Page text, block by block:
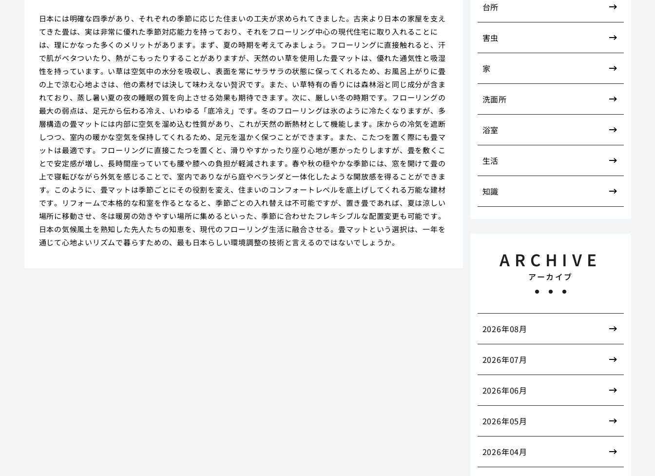
日本には明確な四季があり、それぞれの季節に応じた住まいの工夫が求められてきました。古来より日本の家屋を支え
てきた畳は、実は非常に優れた季節対応能力を持っており、それをフローリング中心の現代住宅に取り入れることに
は、理にかなった多くのメリットがあります。まず、夏の時期を考えてみましょう。フローリングに直接触れると、汗
で肌がベタついたり、熱がこもったりすることがありますが、天然のい草を使用した畳マットは、優れた通気性と吸湿
性を持っています。い草は空気中の水分を吸収し、表面を常にサラサラの状態に保ってくれるため、お風呂上がりに畳
の上で涼む心地よさは、他の素材では決して味わえない贅沢です。また、い草特有の香りには森林浴と同じ成分が含ま
れており、蒸し暑い夏の夜の睡眠の質を向上させる効果も期待できます。次に、厳しい冬の時期です。フローリングの
最大の弱点は、足元から伝わる冷え、いわゆる「底冷え」です。冬のフローリングは氷のように冷たくなりますが、多
層構造の畳マットには内部に空気を溜め込む性質があり、これが天然の断熱材として機能します。床からの冷気を遮断
しつつ、室内の暖かな空気を保持してくれるため、足元を温かく保つことができます。また、こたつを置く際にも畳マ
ットは最適です。フローリングに直接こたつを置くと、滑りやすかったり座り心地が悪かったりしますが、畳を敷くこ
とで安定感が増し、長時間座っていても腰や膝への負担が軽減されます。春や秋の穏やかな季節には、窓を開けて畳の
上で寝転びながら外気を感じることで、室内でありながら庭やベランダと一体化したような開放感を得ることができま
す。このように、畳マットは季節ごとにその役割を変え、住まいのコンフォートレベルを底上げしてくれる万能な建材
です。リフォームで本格的な和室を作るとなると、季節ごとの入れ替えは不可能ですが、置き畳であれば、夏は涼しい
場所に移動させ、冬は暖房の効きやすい場所に集めるといった、季節に合わせたフレキシブルな配置変更も可能です。
日本の気候風土を熟知した先人たちの知恵を、現代のフローリング生活に融合させる。畳マットという選択は、一年を
通じて心地よいリズムで暮らすための、最も日本らしい環境調整の技術と言えるのではないでしょうか。
台所
害虫
家
洗面所
浴室
生活
知識
ARCHIVE
アーカイブ
2026年08月
2026年07月
2026年06月
2026年05月
2026年04月